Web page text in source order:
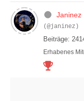
Janinez
(@janinez)
Beiträge:
Erhabenes